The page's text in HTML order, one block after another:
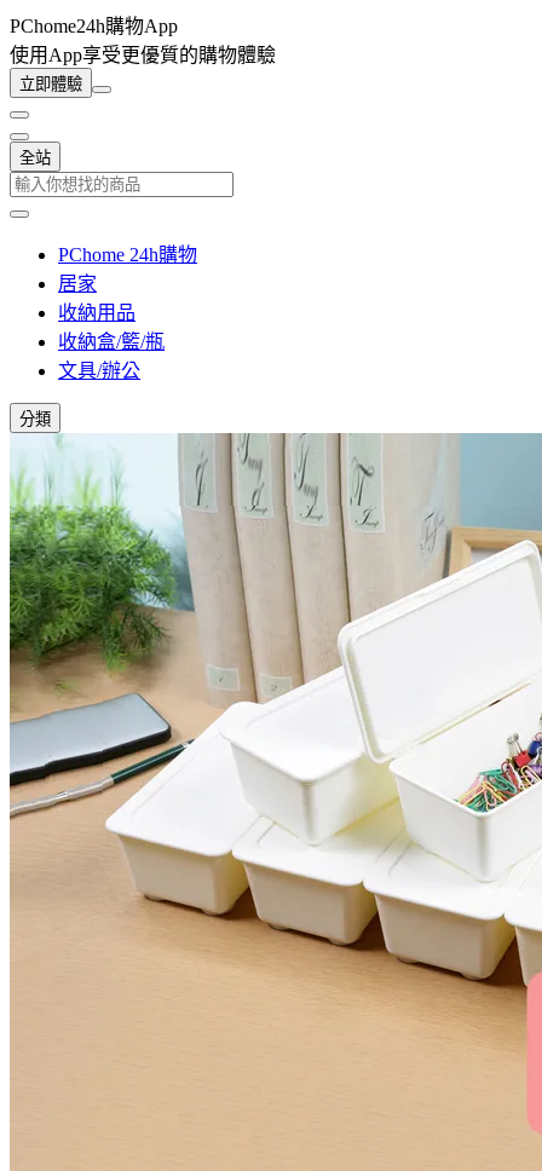
PChome24h購物App
使用App享受更優質的購物體驗
立即體驗
全站
PChome 24h購物
居家
收納用品
收納盒/籃/瓶
文具/辦公
分類